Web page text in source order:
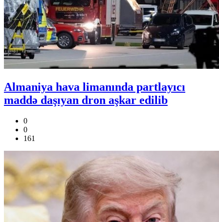
Almaniya hava limanında partlayıcı
maddə daşıyan dron aşkar edilib
0
0
161